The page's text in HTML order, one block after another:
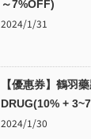
～7%OFF)
2024/1/31
【優惠券】鶴羽
DRUG(10% +
2024/1/30